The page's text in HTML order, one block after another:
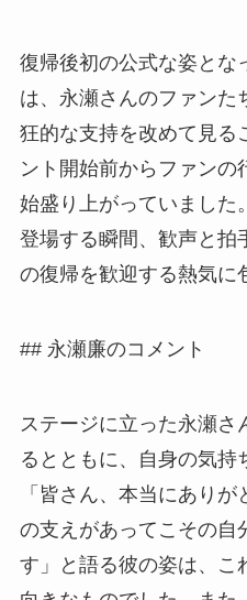
復帰後初の公式な姿とな
は、永瀬さんのファンた
狂的な支持を改めて見る
ント開始前からファンの
始盛り上がっていました
登場する瞬間、歓声と拍
の復帰を歓迎する熱気に
## 永瀬廉のコメント
ステージに立った永瀬
るとともに、自身の気持
「皆さん、本当にあり
の支えがあってこその自
す」と語る彼の姿は、こ